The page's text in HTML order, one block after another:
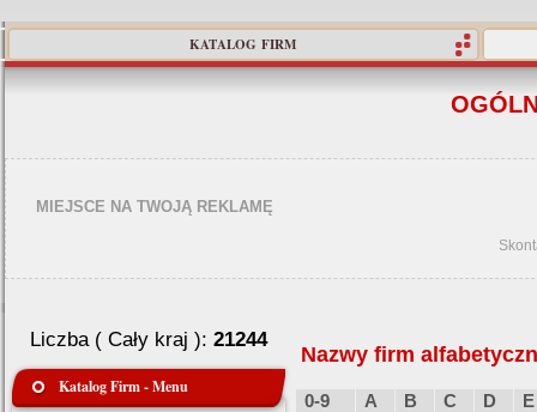
KATALOG FIRM
MIEJSCE NA TWOJĄ REKLAMĘ
Liczba ( Cały kraj ): 21244
Katalog Firm - Menu
Nazwy firm
0-9 A B C D E